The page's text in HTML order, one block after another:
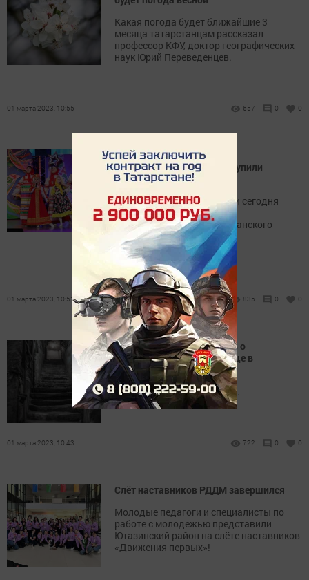
Какая погода будет ближайшие 3
месяца татарстанцам рассказал
профессор КФУ, доктор географических
наук Юрий Переведенцев.
01 марта 2023, 10:55 657 0 0
На фестивале «Созвездие-
Йолдызлык»-2023 г. выступили
ютазинские таланты
В поселке Джалиль вчера и сегодня
проходит зональный этап
телевизионного республиканского
фестиваля «Созвездие-
Йолдызлык»-2023.
01 марта 2023, 10:51 835 0 0
Татарстанцы могут узнать о
ближайшем бомбоубежище в
управляющей компании
Об этом рассказали в МЧС.
01 марта 2023, 10:43 722 0 0
Слёт наставников РДДМ завершился
Молодые педагоги и специалисты по
работе с молодежью представили
Ютазинский район на слёте наставников
«Движения первых»!